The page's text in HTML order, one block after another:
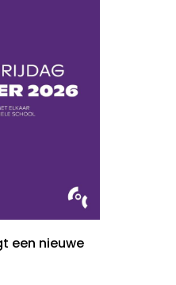
een nieuwe